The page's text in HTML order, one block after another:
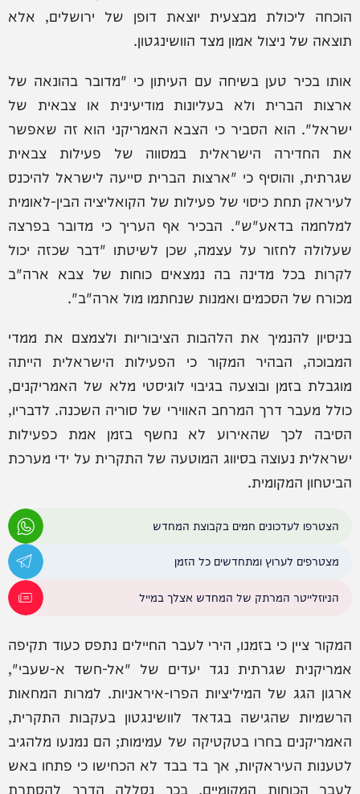
הוכחה ליכולת מבצעית יוצאת דופן של ירושלים, אלא
תוצאה של ניצול אמון מצד הוושינגטון.
אותו בכיר טען בשיחה עם העיתון כי "מדובר בהונאה של
ארצות הברית ולא בעליונות מודיעינית או צבאית של
ישראל". הוא הסביר כי הצבא האמריקני הוא זה שאפשר
את החדירה הישראלית במסווה של פעילות צבאית
שגרתית, והוסיף כי "ארצות הברית סייעה לישראל להיכנס
לעיראק תחת כיסוי של פעילות של הקואליציה הבין-לאומית
למלחמה בדאע"ש". הבכיר אף העריך כי מדובר בפרצה
שעלולה לחזור על עצמה, שכן לשיטתו "דבר שכזה יכול
לקרות בכל מדינה בה נמצאים כוחות של צבא ארה"ב
מכורח של הסכמים ואמנות שנחתמו מול ארה"ב".
בניסיון להנמיך את הלהבות הציבוריות ולצמצם את ממדי
המבוכה, הבהיר המקור כי הפעילות הישראלית הייתה
מוגבלת בזמן ובוצעה בגיבוי לוגיסטי מלא של האמריקנים,
כולל מעבר דרך המרחב האווירי של סוריה השכנה. לדבריו,
הסיבה לכך שהאירוע לא נחשף בזמן אמת כפעילות
ישראלית נעוצה בסיווג המוטעה של התקרית על ידי מערכת
הביטחון המקומית.
הצטרפו לעדכונים חמים בקבוצת המחדש
מצטרפים לערוץ ומתחדשים כל הזמן
הניוזלייטר המרתק של המחדש אצלך במייל
המקור ציין כי בזמנו, הירי לעבר החיילים נתפס כעוד תקיפה
אמריקנית שגרתית נגד יעדים של "אל-חשד א-שעבי",
ארגון הגג של המיליציות הפרו-איראניות. למרות המחאות
הרשמיות שהגישה בגדאד לוושינגטון בעקבות התקרית,
האמריקנים בחרו בטקטיקה של עמימות; הם נמנעו מלהגיב
לטענות העיראקיות, אך בד בבד לא הכחישו כי פתחו באש
לעבר הכוחות המקומיים. בכך נסללה הדרך להסתרת